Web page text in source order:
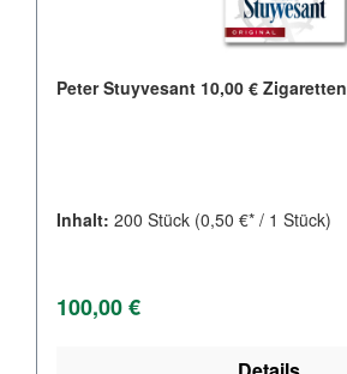
Peter Stuyvesant 10,00 € Zigaretten
Inhalt: 200 Stück (0,50 €* / 1 Stück)
Regulärer Preis:
100,00 €